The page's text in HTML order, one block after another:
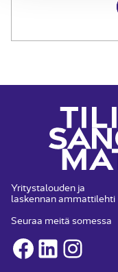
Yritystalouden ja
laskennan ammattilehti
Seuraa meitä somessa
Facebook
LinkedInInstagram